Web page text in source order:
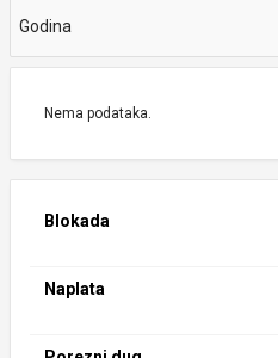
Godina
Nema podataka.
Blokada
Naplata